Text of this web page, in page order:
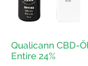
Qualicann CBD-Öl
Entire 24%